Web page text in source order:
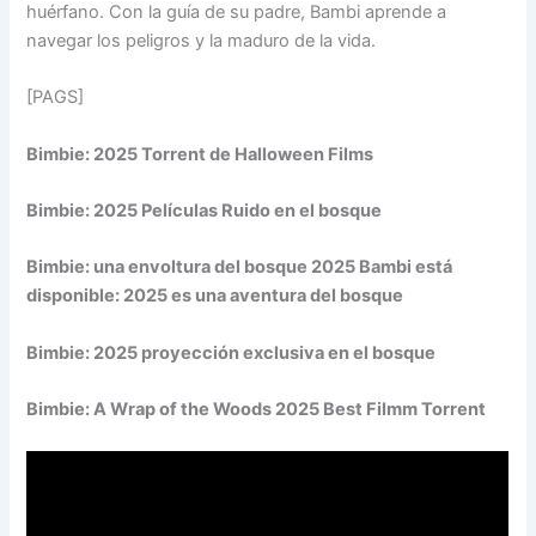
huérfano. Con la guía de su padre, Bambi aprende a
navegar los peligros y la maduro de la vida.
[PAGS]
Bimbie: 2025 Torrent de Halloween Films
Bimbie: 2025 Películas Ruido en el bosque
Bimbie: una envoltura del bosque 2025 Bambi está
disponible: 2025 es una aventura del bosque
Bimbie: 2025 proyección exclusiva en el bosque
Bimbie: A Wrap of the Woods 2025 Best Filmm Torrent